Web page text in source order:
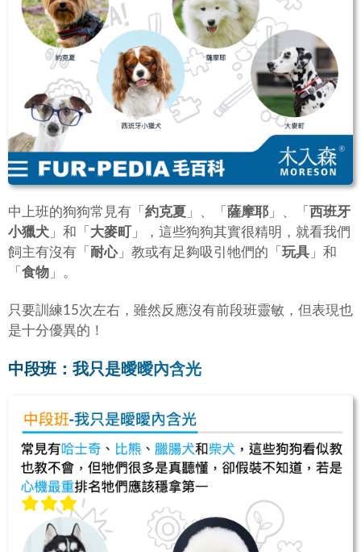
中上班的狗狗常見有「 約克夏 」、「 薩摩耶 」、「 西班牙
小獵犬 」和「 大麥町
」，這些狗狗其實很精明，就看我們
飼主有沒有「 耐心」教或有足夠吸引牠們的「 玩具 」和
「 食物 」。
只要訓練15次左右，雖然反應沒有前段班靈敏，但表現也
是十分優異的！
中段班：我只是曖曖內含光